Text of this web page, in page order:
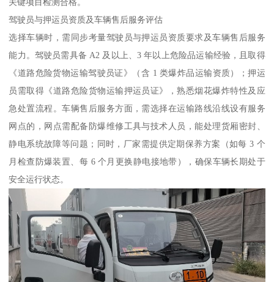
驾驶员与押运员资质及车辆售后服务评估​
选择车辆时，需同步考量驾驶员与押运员资质要求及车辆售后服务
能力。驾驶员需具备 A2 及以上、3 年以上危险品运输经验，且取得
《道路危险货物运输驾驶员证》（含 1 类爆炸品运输资质）；押运
员需取得《道路危险货物运输押运员证》，熟悉烟花爆炸特性及应
急处置流程。车辆售后服务方面，需选择在运输路线沿线设有服务
网点的，网点需配备防爆维修工具与技术人员，能处理货厢密封、
静电系统故障等问题；同时，厂家需提供定期保养方案（如每 3 个
月检查防爆装置、每 6 个月更换静电接地带），确保车辆长期处于
安全运行状态。